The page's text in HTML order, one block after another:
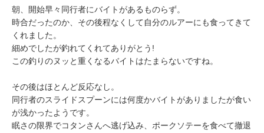
朝、開始早々同行者にバイトがあるものらず。
時合だったのか、その後程なくして自分のルアーにも食ってきて
くれました。
細めでしたが釣れてくれてありがとう!
この釣りのヌッと重くなるバイトはたまらないですね。
その後はほとんど反応なし。
同行者のスライドスプーンには何度かバイトがありましたが食い
が浅かったようです。
眠さの限界でコタンさんへ逃げ込み、ポークソテーを食べて撤退